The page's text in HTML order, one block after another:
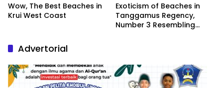
Wow, The Best Beaches in
Krui West Coast
Exoticism of Beaches in
Tanggamus Regency,
Number 3 Resembling
Advertorial